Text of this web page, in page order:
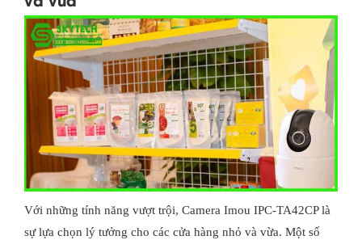
Với những tính năng vượt trội, Camera Imou IPC-TA42CP là
sự lựa chọn lý tưởng cho các cửa hàng nhỏ và vừa. Một số